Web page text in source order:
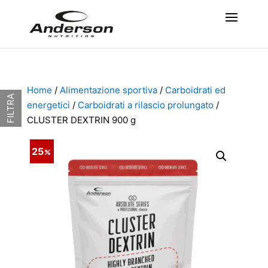
Home / Alimentazione sportiva/ Carboidrati ed
energetici / Carboidrati a rilascio prolungato/
CLUSTER DEXTRIN 900 g
25
FILTRA